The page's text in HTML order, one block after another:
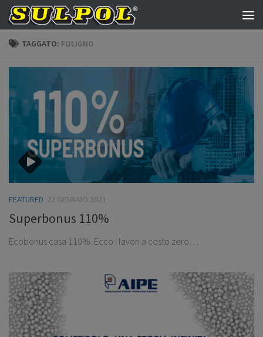
Salta al contenuto
TAGGATO: FOLIGNO
FEATURED 22 GENNAIO 2021
Superbonus 110%
Ecobonus casa 110%. Ecco i lavori a costo zero…